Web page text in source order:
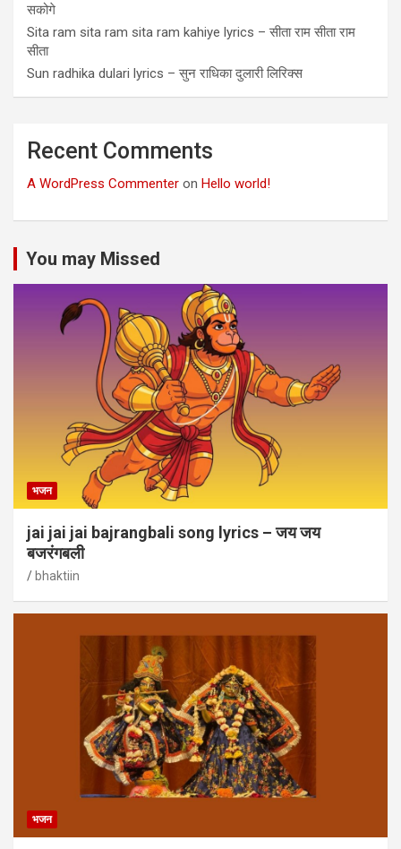
सकोगे
Sita ram sita ram sita ram kahiye lyrics – सीता राम सीता राम
सीता
Sun radhika dulari lyrics – सुन राधिका दुलारी लिरिक्स
Recent Comments
A WordPress Commenter on Hello world!
You may Missed
भजन
jai jai jai bajrangbali song lyrics – जय जय
बजरंगबली
bhaktiin
भजन